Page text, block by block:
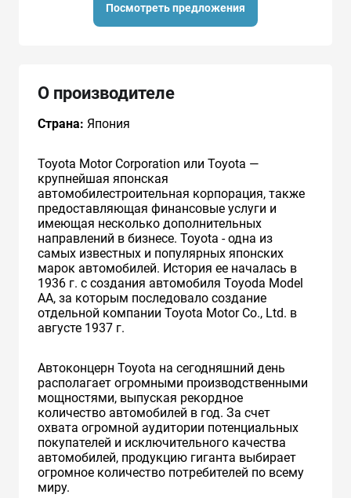
Посмотреть предложения
О производителе
Страна: Япония
Toyota Motor Corporation или Toyota —
крупнейшая японская
автомобилестроительная корпорация, также
предоставляющая финансовые услуги и
имеющая несколько дополнительных
направлений в бизнесе. Toyota - одна из
самых известных и популярных японских
марок автомобилей. История ее началась в
1936 г. с создания автомобиля Toyoda Model
AA, за которым последовало создание
отдельной компании Toyota Motor Co., Ltd. в
августе 1937 г.
Автоконцерн Toyota на сегодняшний день
располагает огромными производственными
мощностями, выпуская рекордное
количество автомобилей в год. За счет
охвата огромной аудитории потенциальных
покупателей и исключительного качества
автомобилей, продукцию гиганта выбирает
огромное количество потребителей по всему
миру.